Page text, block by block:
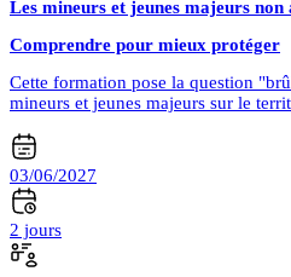
Les mineurs et jeunes majeurs non
Comprendre pour mieux protéger
Cette formation pose la question
mineurs et jeunes majeurs sur le
03/06/2027
2 jours